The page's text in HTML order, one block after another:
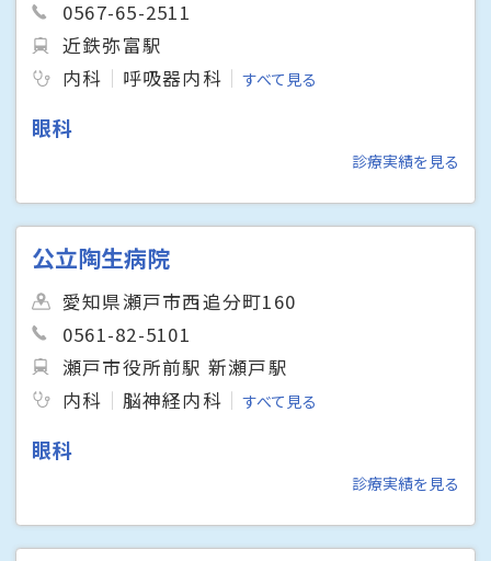
0567-65-2511
近鉄弥富駅
内科
呼吸器内科 すべて見る
眼科
診療実績を見る
公立陶生病院
愛知県瀬戸市西追分町160
0561-82-5101
瀬戸市役所前駅 新瀬戸駅
内科
脳神経内科 すべて見る
眼科
診療実績を見る